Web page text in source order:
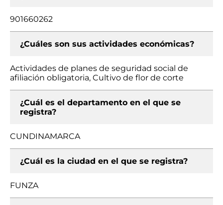
901660262
¿Cuáles son sus actividades económicas?
Actividades de planes de seguridad social de
afiliación obligatoria, Cultivo de flor de corte
¿Cuál es el departamento en el que se
registra?
CUNDINAMARCA
¿Cuál es la ciudad en el que se registra?
FUNZA